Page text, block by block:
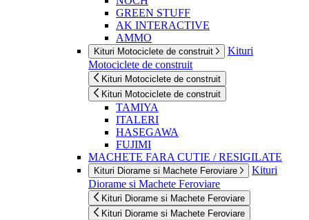
GREEN STUFF
AK INTERACTIVE
AMMO
Kituri Motociclete de construit
Kituri
Motociclete de construit
Kituri Motociclete de construit
Kituri Motociclete de construit
TAMIYA
ITALERI
HASEGAWA
FUJIMI
MACHETE FARA CUTIE / RESIGILATE
Kituri Diorame si Machete Feroviare
Kituri
Diorame si Machete Feroviare
Kituri Diorame si Machete Feroviare
Kituri Diorame si Machete Feroviare